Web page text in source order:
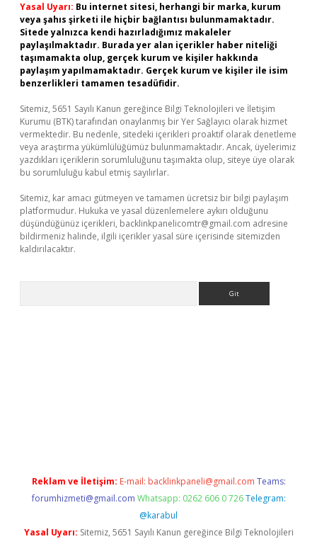
Yasal Uyarı: Bu internet sitesi, herhangi bir marka, kurum
veya şahıs şirketi ile hiçbir bağlantısı bulunmamaktadır.
Sitede yalnızca kendi hazırladığımız makaleler
paylaşılmaktadır. Burada yer alan içerikler haber niteliği
taşımamakta olup, gerçek kurum ve kişiler hakkında
paylaşım yapılmamaktadır. Gerçek kurum ve kişiler ile isim
benzerlikleri tamamen tesadüfidir.
Sitemiz, 5651 Sayılı Kanun gereğince Bilgi Teknolojileri ve İletişim
Kurumu (BTK) tarafından onaylanmış bir Yer Sağlayıcı olarak hizmet
vermektedir. Bu nedenle, sitedeki içerikleri proaktif olarak denetleme
veya araştırma yükümlülüğümüz bulunmamaktadır. Ancak, üyelerimiz
yazdıkları içeriklerin sorumluluğunu taşımakta olup, siteye üye olarak
bu sorumluluğu kabul etmiş sayılırlar.
Sitemiz, kar amacı gütmeyen ve tamamen ücretsiz bir bilgi paylaşım
platformudur. Hukuka ve yasal düzenlemelere aykırı olduğunu
düşündüğünüz içerikleri, backlinkpanelicomtr@gmail.com adresine
bildirmeniz halinde, ilgili içerikler yasal süre içerisinde sitemizden
kaldırılacaktır.
Reklam ve İletişim: E-mail: backlinkpaneli@gmail.com Teams:
forumhizmeti@gmail.com Whatsapp: 0262 606 0 726 Telegram:
@karabul
Yasal Uyarı: Sitemiz, 5651 Sayılı Kanun gereğince Bilgi Teknolojileri